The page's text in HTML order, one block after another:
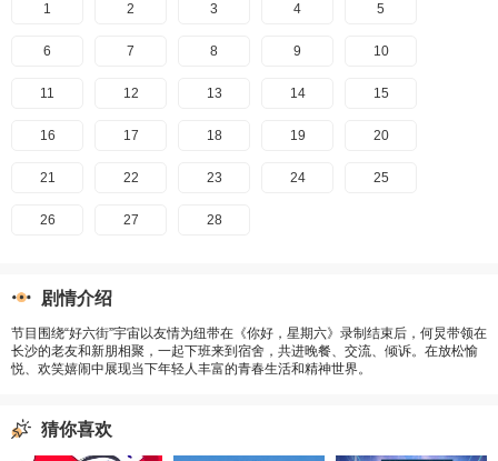
1 2 3 4 5
6 7 8 9 10
11 12 13 14 15
16 17 18 19 20
21 22 23 24 25
26 27 28
剧情介绍
节目围绕“好六街”宇宙以友情为纽带在《你好，星期六》录制结束后，何炅带领在
长沙的老友和新朋相聚，一起下班来到宿舍，共进晚餐、交流、倾诉。在放松愉
悦、欢笑嬉闹中展现当下年轻人丰富的青春生活和精神世界。
猜你喜欢